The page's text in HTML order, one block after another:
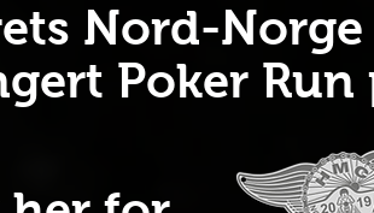
Nord-
Poker Run